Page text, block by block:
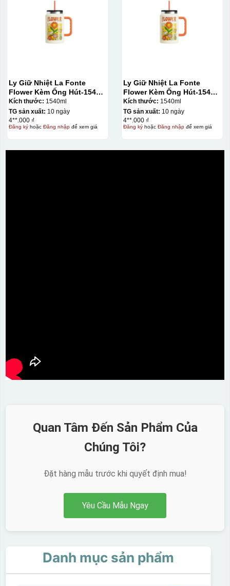
Ly Giữ Nhiệt La Fonte
Flower Kèm Ống Hút-1540
ml-014786
Kích thước: 1540ml
TG sản xuất: 10 ngày
4**.000 ₫
Đăng kýhoặc Đăng nhậpđể xem giá
Ly Giữ Nhiệt La Fonte
Flower Kèm Ống Hút-1540
ml-014786
Kích thước: 1540ml
TG sản xuất: 10 ngày
4**.000 ₫
Đăng kýhoặc Đăng nhậpđể xem giá
Quan Tâm Đến Sản Phẩm Của
Chúng Tôi?
Đặt hàng mẫu trước khi quyết định mua!
Yêu Cầu Mẫu Ngay
Danh mục sản phẩm